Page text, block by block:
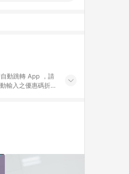
動跳轉 App ，請
輸入之優惠碼折
將於出貨後 45 天
並完成訂單，不